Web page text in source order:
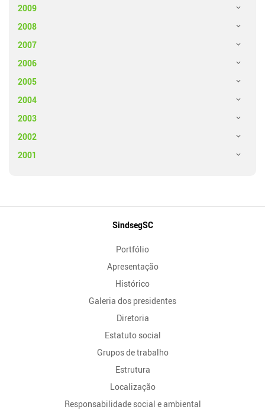
2009
2008
2007
2006
2005
2004
2003
2002
2001
SindsegSC
Portfólio
Apresentação
Histórico
Galeria dos presidentes
Diretoria
Estatuto social
Grupos de trabalho
Estrutura
Localização
Responsabilidade social e ambiental